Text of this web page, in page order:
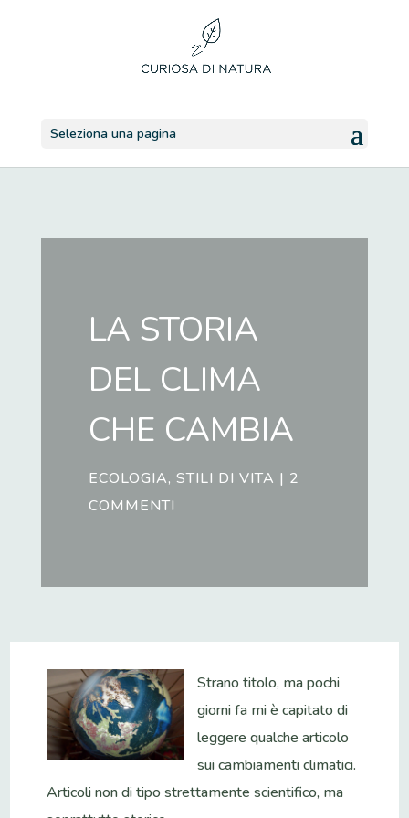
Seleziona una pagina
LA STORIA
DEL CLIMA
CHE CAMBIA
ECOLOGIA,STILI DI VITA | 2
COMMENTI
Strano titolo, ma pochi
giorni fa mi è capitato di
leggere qualche articolo
sui cambiamenti climatici.
Articoli non di tipo strettamente scientifico, ma